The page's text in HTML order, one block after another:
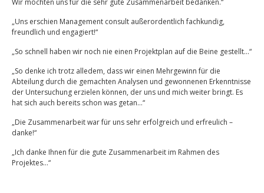
Wir möchten uns für die sehr gute Zusammenarbeit bedanken.“
„Uns erschien Management consult außerordentlich fachkundig,
freundlich und engagiert!“
„So schnell haben wir noch nie einen Projektplan auf die Beine gestellt…“
„So denke ich trotz alledem, dass wir einen Mehrgewinn für die
Abteilung durch die gemachten Analysen und gewonnenen Erkenntnisse
der Untersuchung erzielen können, der uns und mich weiter bringt. Es
hat sich auch bereits schon was getan…“
„Die Zusammenarbeit war für uns sehr erfolgreich und erfreulich –
danke!“
„Ich danke Ihnen für die gute Zusammenarbeit im Rahmen des
Projektes…“